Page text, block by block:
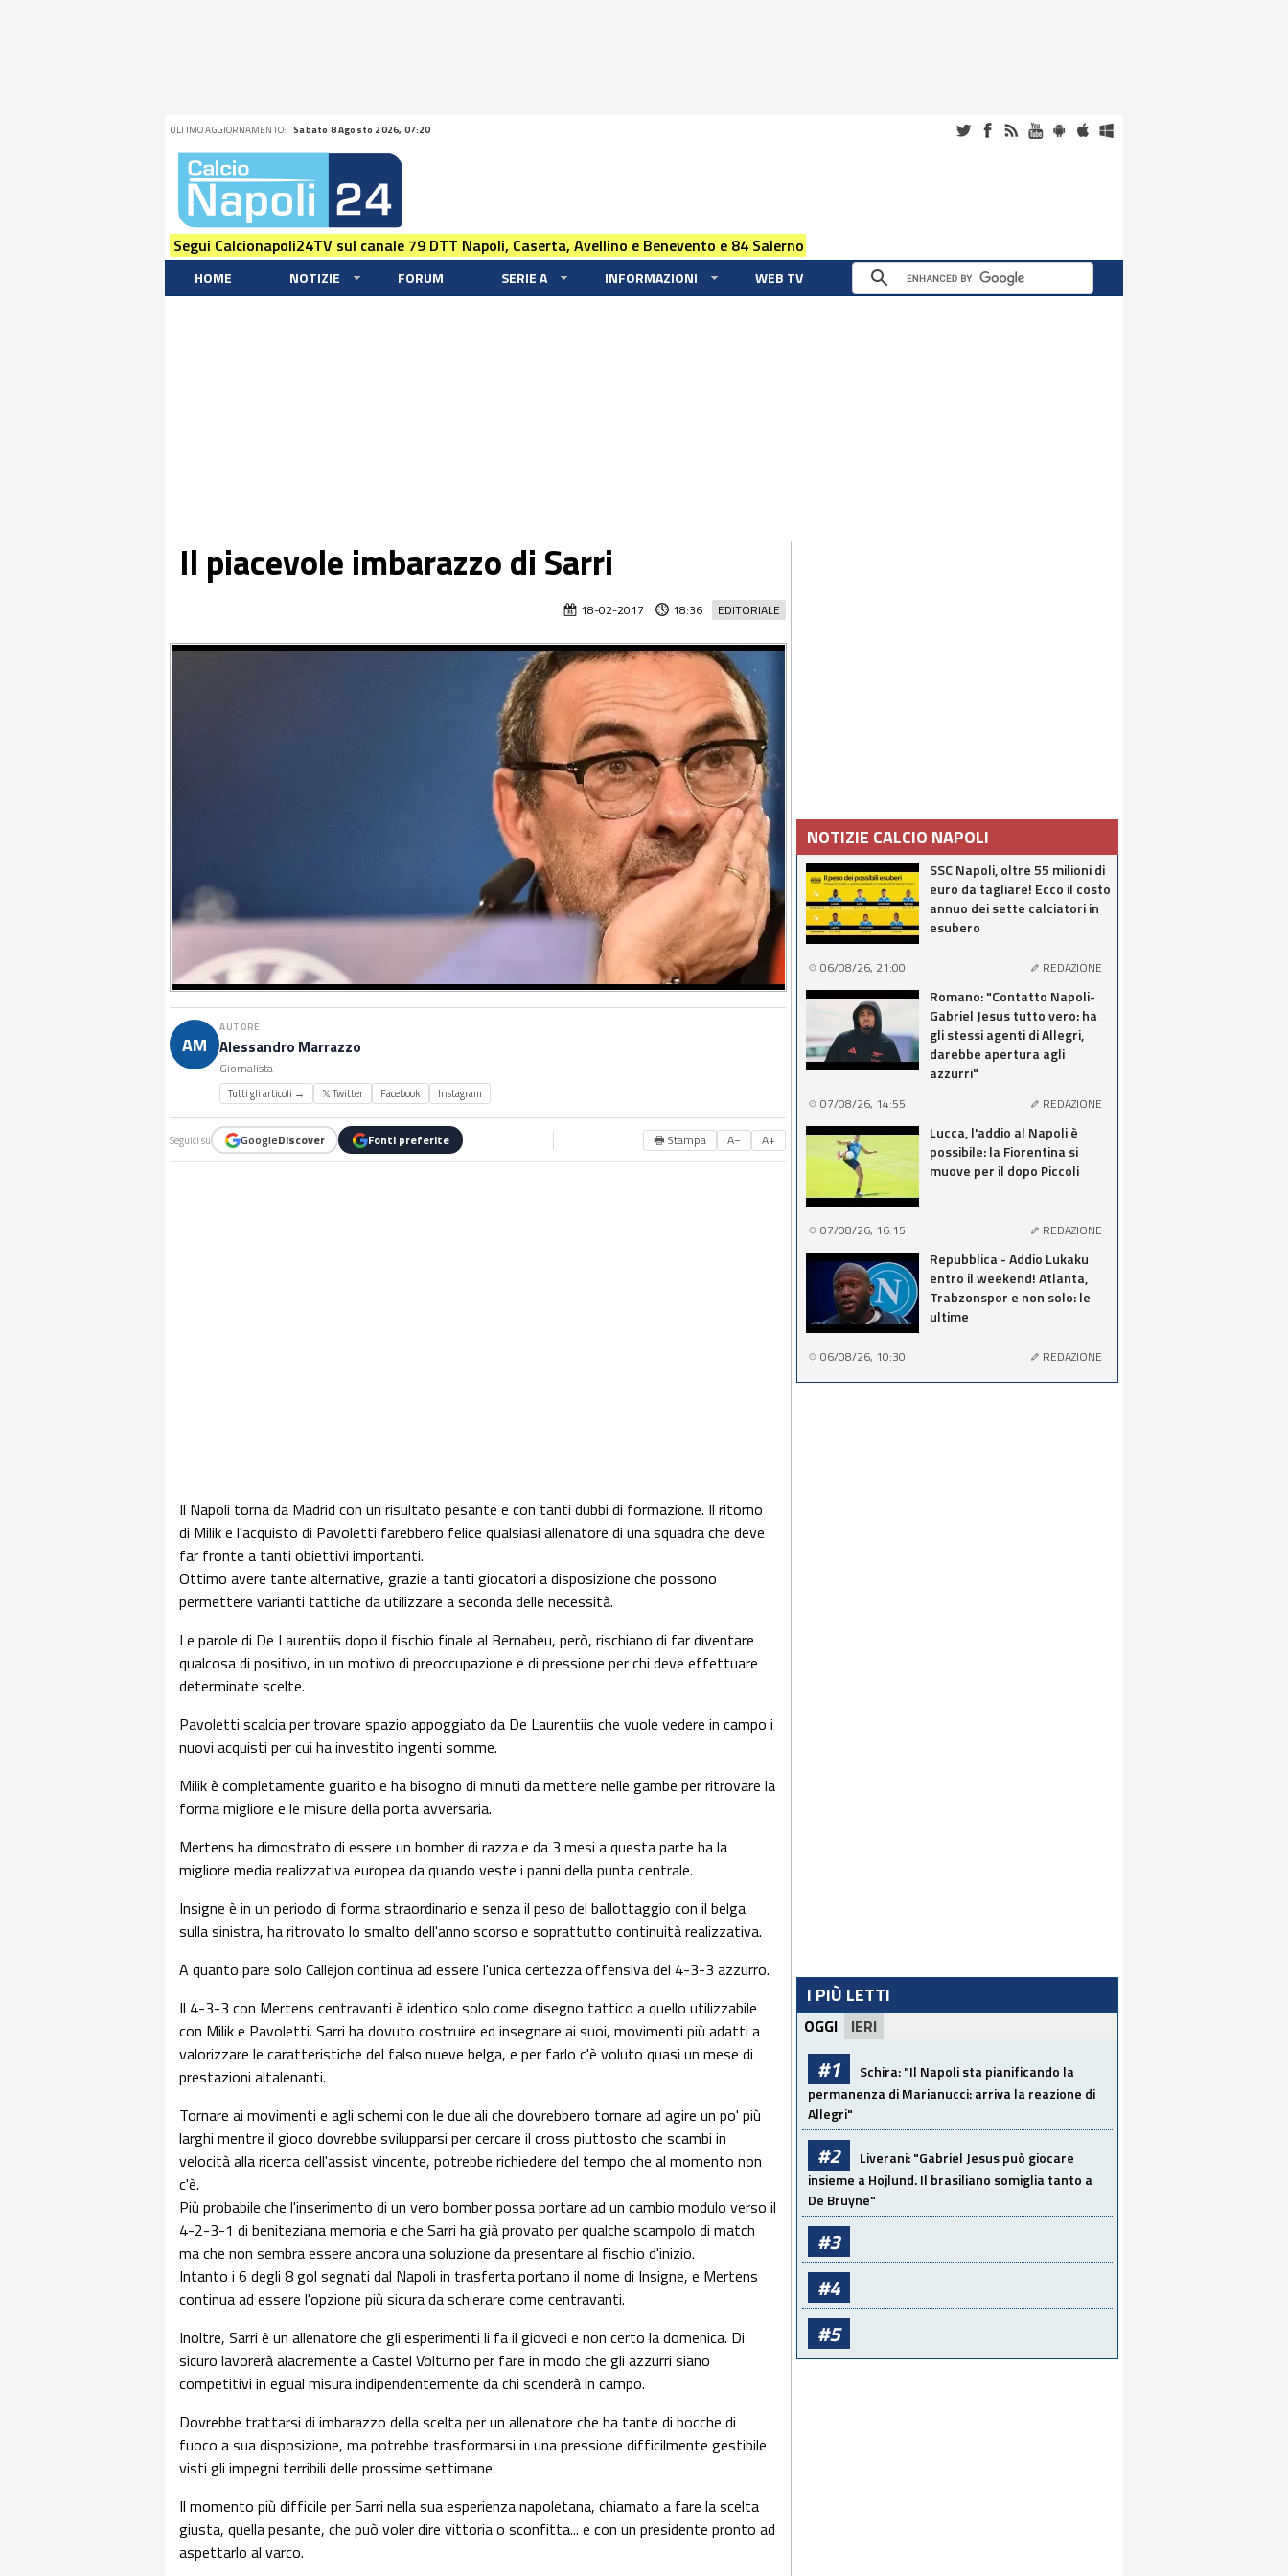
ULTIMO AGGIORNAMENTO: Sabato 8 Agosto 2026, 07:20
Segui Calcionapoli24TV sul canale 79 DTT Napoli, Caserta, Avellino e Benevento e 84 Salerno
HOME NOTIZIE FORUM SERIE A INFORMAZIONI WEB TV
Il piacevole imbarazzo di Sarri
EDITORIALE
18-02-2017 18:36
AM
AUTORE
Alessandro Marrazzo
Giornalista
Tutti gli articoli → 𝕏 Twitter Facebook Instagram
Seguici su GoogleDiscover Fonti preferite 🖶 Stampa A− A+
Il Napoli torna da Madrid con un risultato pesante e con tanti dubbi di formazione. Il ritorno
di Milik e l'acquisto di Pavoletti farebbero felice qualsiasi allenatore di una squadra che deve
far fronte a tanti obiettivi importanti.
Ottimo avere tante alternative, grazie a tanti giocatori a disposizione che possono
permettere varianti tattiche da utilizzare a seconda delle necessità.
Le parole di De Laurentiis dopo il fischio finale al Bernabeu, però, rischiano di far diventare
qualcosa di positivo, in un motivo di preoccupazione e di pressione per chi deve effettuare
determinate scelte.
Pavoletti scalcia per trovare spazio appoggiato da De Laurentiis che vuole vedere in campo i
nuovi acquisti per cui ha investito ingenti somme.
Milik è completamente guarito e ha bisogno di minuti da mettere nelle gambe per ritrovare la
forma migliore e le misure della porta avversaria.
Mertens ha dimostrato di essere un bomber di razza e da 3 mesi a questa parte ha la
migliore media realizzativa europea da quando veste i panni della punta centrale.
Insigne è in un periodo di forma straordinario e senza il peso del ballottaggio con il belga
sulla sinistra, ha ritrovato lo smalto dell'anno scorso e soprattutto continuità realizzativa.
A quanto pare solo Callejon continua ad essere l'unica certezza offensiva del 4-3-3 azzurro.
Il 4-3-3 con Mertens centravanti è identico solo come disegno tattico a quello utilizzabile
con Milik e Pavoletti. Sarri ha dovuto costruire ed insegnare ai suoi, movimenti più adatti a
valorizzare le caratteristiche del falso nueve belga, e per farlo c'è voluto quasi un mese di
prestazioni altalenanti.
Tornare ai movimenti e agli schemi con le due ali che dovrebbero tornare ad agire un po' più
larghi mentre il gioco dovrebbe svilupparsi per cercare il cross piuttosto che scambi in
velocità alla ricerca dell'assist vincente, potrebbe richiedere del tempo che al momento non
c'è.
Più probabile che l'inserimento di un vero bomber possa portare ad un cambio modulo verso il
4-2-3-1 di beniteziana memoria e che Sarri ha già provato per qualche scampolo di match
ma che non sembra essere ancora una soluzione da presentare al fischio d'inizio.
Intanto i 6 degli 8 gol segnati dal Napoli in trasferta portano il nome di Insigne, e Mertens
continua ad essere l'opzione più sicura da schierare come centravanti.
Inoltre, Sarri è un allenatore che gli esperimenti li fa il giovedi e non certo la domenica. Di
sicuro lavorerà alacremente a Castel Volturno per fare in modo che gli azzurri siano
competitivi in egual misura indipendentemente da chi scenderà in campo.
Dovrebbe trattarsi di imbarazzo della scelta per un allenatore che ha tante di bocche di
fuoco a sua disposizione, ma potrebbe trasformarsi in una pressione difficilmente gestibile
visti gli impegni terribili delle prossime settimane.
Il momento più difficile per Sarri nella sua esperienza napoletana, chiamato a fare la scelta
giusta, quella pesante, che può voler dire vittoria o sconfitta... e con un presidente pronto ad
aspettarlo al varco.
NOTIZIE CALCIO NAPOLI
SSC Napoli, oltre 55 milioni di
euro da tagliare! Ecco il costo
annuo dei sette calciatori in
esubero
06/08/26, 21:00 REDAZIONE
Romano: "Contatto Napoli-
Gabriel Jesus tutto vero: ha
gli stessi agenti di Allegri,
darebbe apertura agli
azzurri"
07/08/26, 14:55 REDAZIONE
Lucca, l'addio al Napoli è
possibile: la Fiorentina si
muove per il dopo Piccoli
07/08/26, 16:15 REDAZIONE
Repubblica - Addio Lukaku
entro il weekend! Atlanta,
Trabzonspor e non solo: le
ultime
06/08/26, 10:30 REDAZIONE
I PIÙ LETTI
OGGI IERI
#1
Schira: "Il Napoli sta pianificando la
permanenza di Marianucci: arriva la reazione di
Allegri"
#2
Liverani: "Gabriel Jesus può giocare
insieme a Hojlund. Il brasiliano somiglia tanto a
De Bruyne"
#3
#4
#5